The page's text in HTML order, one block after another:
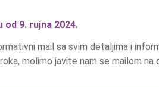
od 9. rujna 2024.
mail sa svim detaljima i
molimo javite nam se mailom na